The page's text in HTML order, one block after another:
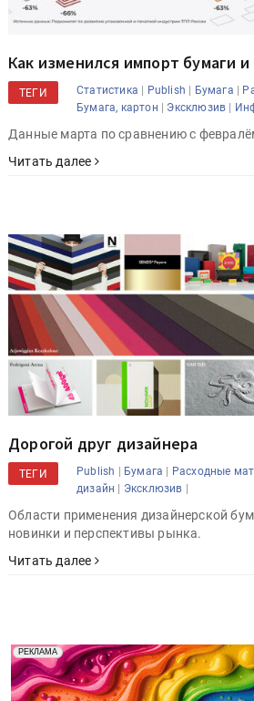
Как изменился импорт бумаги
ТЕГИ Статистика | Publish | Бумага |
Бумага, картон | Эксклюзив |
Данные марта по сравнению с
Читать далее
Дорогой друг дизайнера
ТЕГИ Publish | Бумага | Расходные
дизайн | Эксклюзив |
Области применения дизайнерской
новинки и перспективы рынка.
Читать далее
РЕКЛАМА
Реклама. Рекламодатель ООО "Передовые
Печати" erid: 2SDnjd2d4Qz